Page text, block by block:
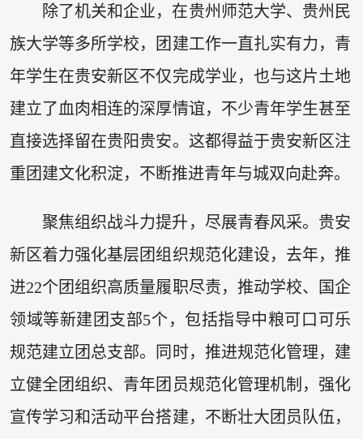
除了机关和企业，在贵州师范大学、贵州民
族大学等多所学校，团建工作一直扎实有力，青
年学生在贵安新区不仅完成学业，也与这片土地
建立了血肉相连的深厚情谊，不少青年学生甚至
直接选择留在贵阳贵安。这都得益于贵安新区注
重团建文化积淀，不断推进青年与城双向赴奔。
聚焦组织战斗力提升，尽展青春风采。贵安
新区着力强化基层团组织规范化建设，去年，推
进22个团组织高质量履职尽责，推动学校、国企
领域等新建团支部5个，包括指导中粮可口可乐
规范建立团总支部。同时，推进规范化管理，建
立健全团组织、青年团员规范化管理机制，强化
宣传学习和活动平台搭建，不断壮大团员队伍，